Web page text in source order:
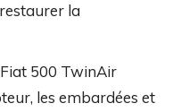
la
500 TwinAir
les embardées et